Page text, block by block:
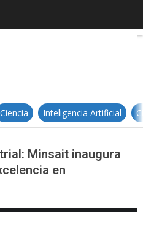
Industrial:
Ciencia Inteligencia Artificial
Minsait inaugura
en